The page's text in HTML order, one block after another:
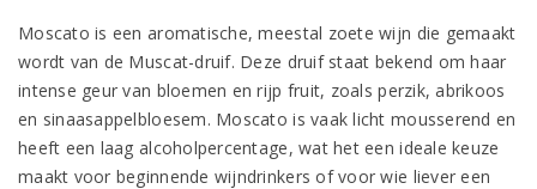
Moscato is een aromatische, meestal zoete wijn die gemaakt
wordt van de Muscat-druif. Deze druif staat bekend om haar
intense geur van bloemen en rijp fruit, zoals perzik, abrikoos
en sinaasappelbloesem. Moscato is vaak licht mousserend en
heeft een laag alcoholpercentage, wat het een ideale keuze
maakt voor beginnende wijndrinkers of voor wie liever een